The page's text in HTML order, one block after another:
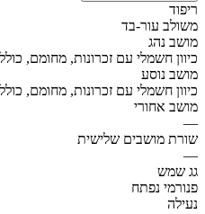
ריפוד
משולב עור-בד
מושב נהג
כיוון חשמלי עם זכרונות, מחומם, כולל
מושב נוסע
כיוון חשמלי עם זכרונות, מחומם, כולל
מושב אחורי
—
שורת מושבים שלישית
—
גג שמש
פנורמי נפתח
נעילה